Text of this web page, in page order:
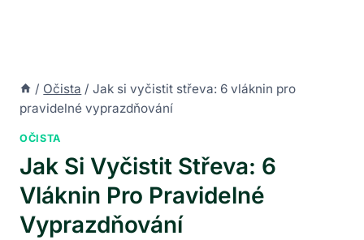
/ Očista / Jak si vyčistit střeva: 6 vláknin pro
pravidelné vyprazdňování
OČISTA
Jak Si Vyčistit Střeva: 6
Vláknin Pro Pravidelné
Vyprazdňování